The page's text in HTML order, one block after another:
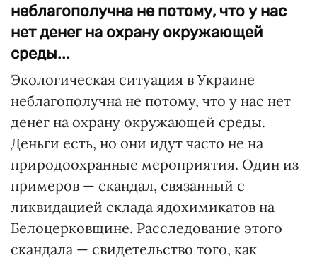
неблагополучна не потому, что у нас
нет денег на охрану окружающей
среды...
Экологическая ситуация в Украине
неблагополучна не потому, что у нас нет
денег на охрану окружающей среды.
Деньги есть, но они идут часто не на
природоохранные мероприятия. Один из
примеров — скандал, связанный с
ликвидацией склада ядохимикатов на
Белоцерковщине. Расследование этого
скандала — свидетельство того, как